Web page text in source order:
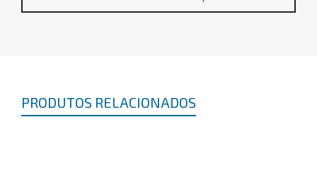
PRODUTOS RELACIONADOS